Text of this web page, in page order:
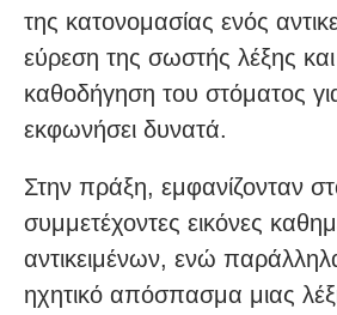
της κατονομασίας ενός
εύρεση της σωστής λέξης
καθοδήγηση του στόματος
εκφωνήσει δυνατά.
Στην πράξη, εμφανίζονταν
συμμετέχοντες εικόνες
αντικειμένων, ενώ
ηχητικό απόσπασμα μιας